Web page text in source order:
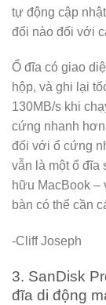
tự động cập
đổi nào đối với
Ổ đĩa có giao
hộp, và ghi lại
130MB/s khi
cứng nhanh
đối với ổ cứng
vẫn là một ổ đĩa
hữu MacBook –
bàn có thể cần
-Cliff Joseph
3. SanDisk
đĩa di động